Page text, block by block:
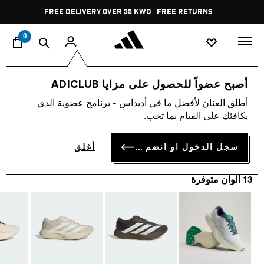
Pause
promotion
rotation
FREE DELIVERY OVER 35 KWD FREE RETURNS
0
أصبح عضواً للحصول على مزايا ADICLUB
أطلق العنان لأفضل ما في أديداس - برنامج عضوية الذي
يكافئك على القيام بما تحب.
سجل الدخول أو انضم الآن أغلق
الرجال أحذية
حذاء ADIZERO EVO SL
KD 55.75
13 ألوان متوفرة